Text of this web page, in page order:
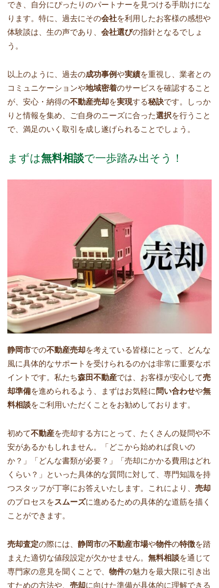
でき、自分にぴったりのパートナーを見つける手助けにな
ります。特に、過去にその会社を利用したお客様の感想や
体験談は、生の声であり、 会社選びの指針となるでしょ
う。
以上のように、過去の成功事例や実績を重視し、業者との
コミュニケーションや地域密着のサービスを確認すること
が、安心・納得の不動産売却を実現する秘訣です。しっか
りと情報を集め、ご自身のニーズに合った選択を行うこと
で、満足のいく取引を成し遂げられることでしょう。
まずは無料相談で一歩踏み出そう！
静岡市での不動産売却を考えている皆様にとって、どんな
風に具体的なサポートを受けられるのかは非常に重要なポ
イントです。私たち森田不動産では、お客様が安心して売
却準備を進められるよう、まずはお気軽に 問い合わせや無
料相談をご利用いただくことをお勧めしております。
初めて不動産を売却する方にとって、たくさんの疑問や不
安があるかもしれません。「どこから始めれば良いの
か？」「どんな書類が必要？」「売却にかかる費用はどれ
くらい？」といった具体的な質問に対して、専門知識を持
つスタッフが丁寧にお答えいたします。これにより、 売却
のプロセスをスムーズに進めるための具体的な道筋を描く
ことができます。
売却査定の際には、 静岡市の不動産市場や物件の特徴を踏
まえた適切な値段設定が欠かせません。 無料相談を通じて
専門家の意見を聞くことで、 物件の魅力を最大限に引き出
すための方法や、 売却に向けた準備が具体的に理解できる